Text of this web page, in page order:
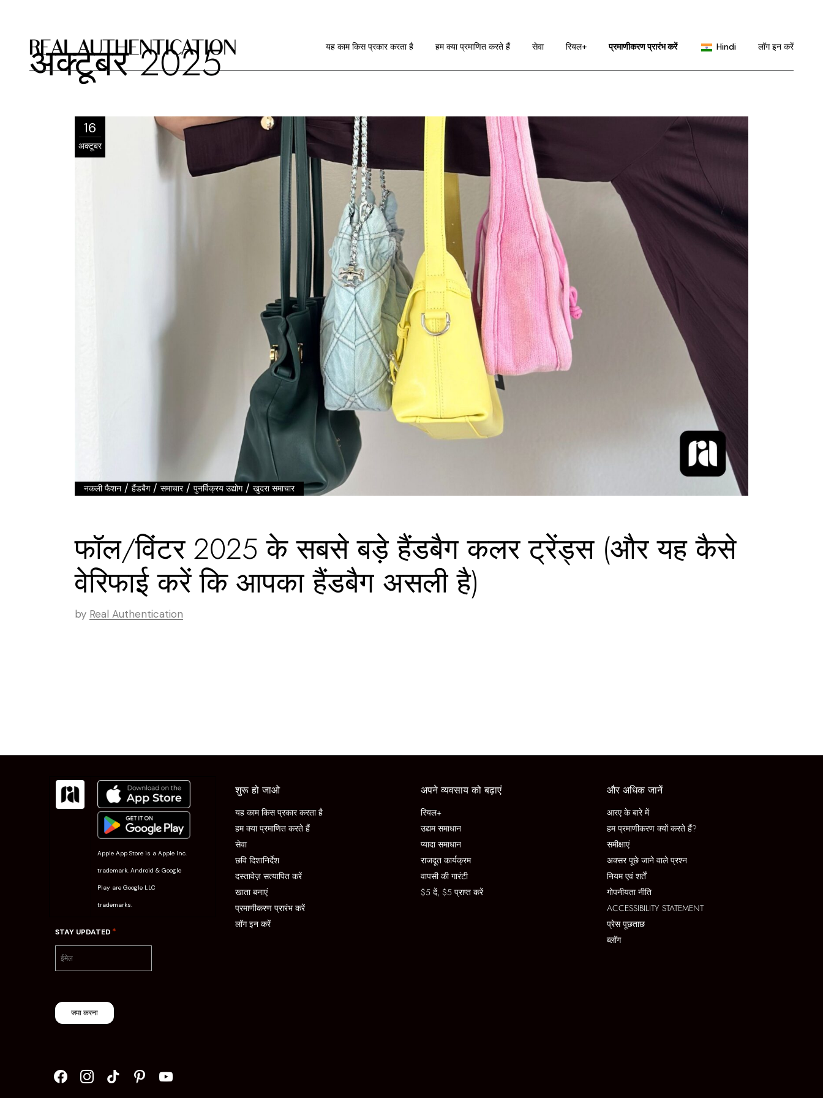
यह काम किस प्रकार करता है
छवि दिशानिर्देश
आरए के बारे में
हम क्या प्रमाणित करते हैं सेवा रियल+ प्रमाणीकरण प्रारंभ करें Hindi
Portuguese
Chinese (China)
Chinese (Taiwan)
French
German
Japanese
Korean
लॉग इन करें
छवि दिशानिर्देश
Portuguese
German
Japanese
Korean
Russian
Spanish
अक्टूबर 2025
16
अक्टूबर
नकली फैशन / हैंडबैग/ समाचार/ पुनर्विक्रय उद्योग/ खुदरा समाचार
फॉल/विंटर 2025 के सबसे बड़े हैंडबैग कलर ट्रेंड्स (और यह कैसे
वेरिफाई करें कि आपका हैंडबैग असली है)
by Real Authentication
Apple App Store is a Apple Inc.
trademark. Android & Google
Play are Google LLC
trademarks.
STAY UPDATED *
जमा करना
शुरू हो जाओ
यह काम किस प्रकार करता है
हम क्या प्रमाणित करते हैं
सेवा
छवि दिशानिर्देश
दस्तावेज़ सत्यापित करें
खाता बनाएं
प्रमाणीकरण प्रारंभ करें
लॉग इन करें
अपने व्यवसाय को बढ़ाएं
रियल+
उद्यम समाधान
प्यादा समाधान
राजदूत कार्यक्रम
वापसी की गारंटी
$5 दें, $5 प्राप्त करें
और अधिक जानें
आरए के बारे में
हम प्रमाणीकरण क्यों करते हैं?
समीक्षाएं
अक्सर पूछे जाने वाले प्रश्न
नियम एवं शर्तें
गोपनीयता नीति
ACCESSIBILITY STATEMENT
प्रेस पूछताछ
ब्लॉग